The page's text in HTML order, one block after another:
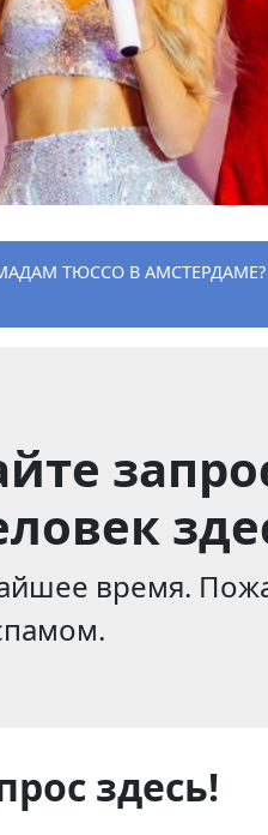
ТЮССО В
время.
здесь!